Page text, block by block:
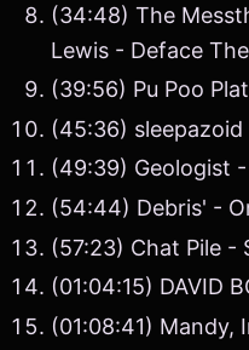
(34:48) The
Lewis - Deface
(39:56) Pu Poo
(45:36) sleepazoid
(49:39) Geologist
(54:44) Debris' -
(57:23) Chat Pile -
(01:04:15) DAVID
(01:08:41) Mandy,